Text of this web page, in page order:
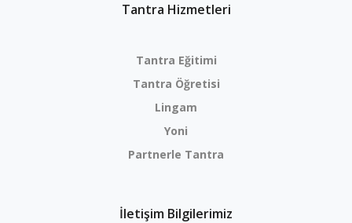
Tantra Hizmetleri
Tantra Eğitimi
Tantra Öğretisi
Lingam
Yoni
Partnerle Tantra
İletişim Bilgilerimiz